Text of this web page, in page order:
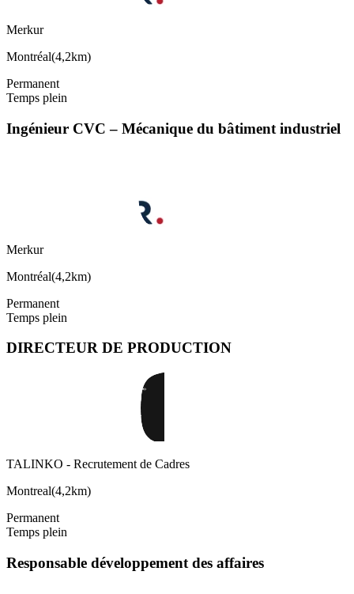
Merkur
Montréal(4,2km)
Permanent
Temps plein
Ingénieur CVC – Mécanique du bâtiment industriel
Merkur
Montréal(4,2km)
Permanent
Temps plein
DIRECTEUR DE PRODUCTION
TALINKO - Recrutement de Cadres
Montreal(4,2km)
Permanent
Temps plein
Responsable développement des affaires